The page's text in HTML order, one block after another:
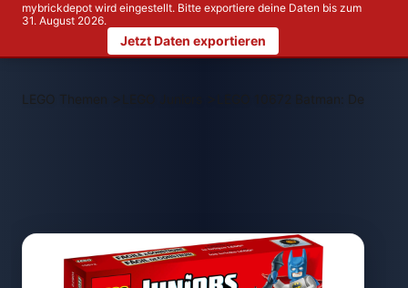
mybrickdepot wird eingestellt. Bitte exportiere deine Daten bis zum
31. August 2026.
Jetzt Daten exportieren
LEGO Themen > LEGO 10672 Batman: Defend